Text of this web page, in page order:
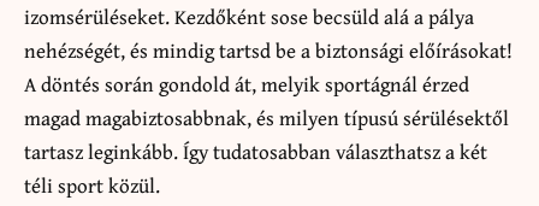
izomsérüléseket. Kezdőként sose becsüld alá a pálya
nehézségét, és mindig tartsd be a biztonsági előírásokat!
A döntés során gondold át, melyik sportágnál érzed
magad magabiztosabbnak, és milyen típusú sérülésektől
tartasz leginkább. Így tudatosabban választhatsz a két
téli sport közül.